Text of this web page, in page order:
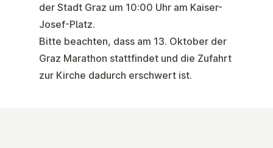
der Stadt Graz um 10:00 Uhr am Kaiser-
Josef-Platz.
Bitte beachten, dass am 13. Oktober der
Graz Marathon stattfindet und die Zufahrt
zur Kirche dadurch erschwert ist.